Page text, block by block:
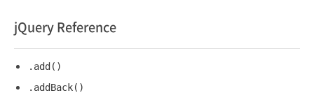
jQuery Reference
.add()
.addBack()